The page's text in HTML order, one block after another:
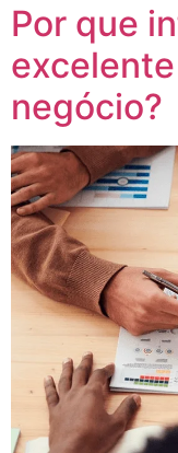
Por que
negócio?